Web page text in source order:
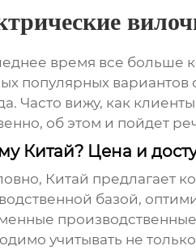
время все больше
популярных вариантов
Часто вижу, как
об этом и пойдет
Китай? Цена и
Китай предлагает
базой,
учитывать не